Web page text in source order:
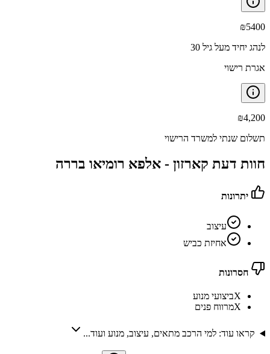
₪5400
לנהג יחיד מעל גיל 30
אגרת רישוי
₪4,200
תשלום שנתי למשרד הרישוי
חוות דעת קארזון - אלפא רומיאו בררה
יתרונות
עיצוב
אחיזת כביש
חסרונות
Xביצועי מנוע
Xמרווח פנים
קראו עוד: למי הרכב מתאים, עיצוב, מנוע ועוד...